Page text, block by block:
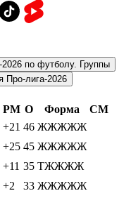
по футболу. Группы
Про-лига-2026
РМ О Форма
СМ
+21 46 ЖЖЖЖЖ
+25 45 ЖЖЖЖЖ
+11 35 ТЖЖЖЖ
+2 33 ЖЖЖЖЖ